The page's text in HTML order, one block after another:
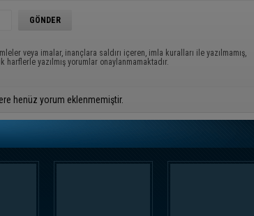
veya imalar, inançlara saldırı içeren, imla kuralları ile yazılmamış,
yazılmış yorumlar onaylanmamaktadır.
henüz yorum eklenmemiştir.